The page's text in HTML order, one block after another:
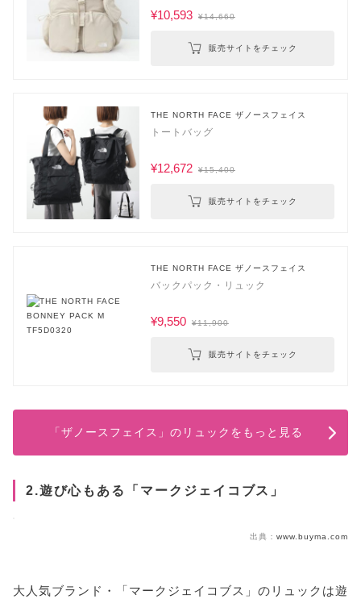
¥10,593 ¥14,660
販売サイトをチェック
THE NORTH FACE ザノースフェイス
トートバッグ
¥12,672 ¥15,400
販売サイトをチェック
THE NORTH FACE ザノースフェイス
バックパック・リュック
¥9,550 ¥11,900
販売サイトをチェック
「ザノースフェイス」のリュックをもっと見る
2.遊び心もある「マークジェイコブス」
出典： www.buyma.com
大人気ブランド・「マークジェイコブス」のリュックは遊